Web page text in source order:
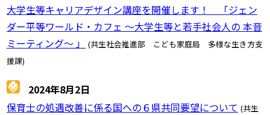
大学生等キャリアデザイン講座を開催します！ 「ジェン
ダー平等ワールド・カフェ ～大学生等と若手社会人の 本音
ミーティング～ 」
(共生社会推進部 こども家庭局 多様な生き方支
援課)
2024年8月2日
保育士の処遇改善に係る国への６県共同要望について (共生